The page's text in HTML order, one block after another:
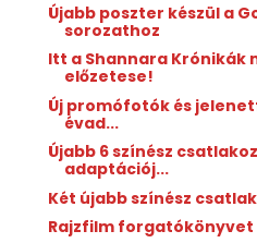
Újabb poszter készül a
sorozathoz
Itt a Shannara Krónikák
előzetese!
Új promófotók és
évad...
Újabb 6 színész
adaptációj...
Két újabb színész
Rajzfilm forgatókönyvet